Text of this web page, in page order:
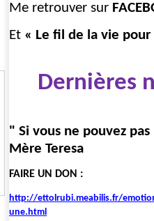
Me retrouver sur
Et « Le fil de la vie
Dernières
" Si vous ne pouvez
Mère Teresa
FAIRE UN DON :
http://ettolrubi.meabilis.fr/
une.html